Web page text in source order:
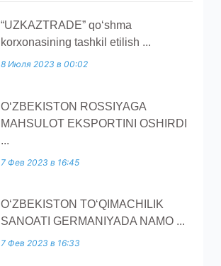
“UZKAZTRADE” qoʻshma
korxonasining tashkil etilish ...
8 Июля 2023 в 00:02
O‘ZBEKISTON ROSSIYAGA
MAHSULOT EKSPORTINI OSHIRDI
...
7 Фев 2023 в 16:45
O‘ZBEKISTON TO‘QIMACHILIK
SANOATI GERMANIYADA NAMO ...
7 Фев 2023 в 16:33